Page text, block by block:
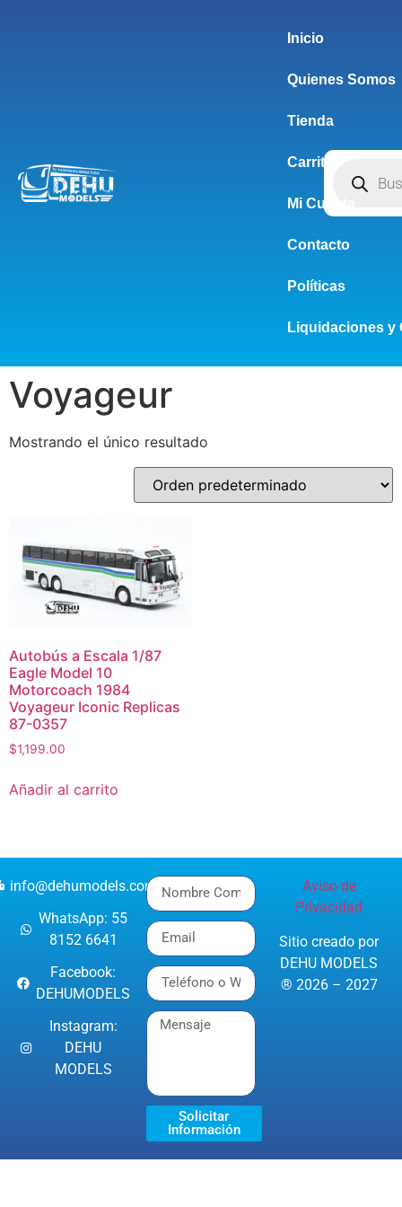
Inicio
Quienes Somos
Tienda
Carrito
Mi Cuenta
Contacto
Políticas
Liquidaciones y
Voyageur
Mostrando el único resultado
Autobús a Escala 1/87
Eagle Model 10
Motorcoach 1984
Voyageur Iconic Replicas
87-0357
$1,199.00
Añadir al carrito
info@dehumodels.com
WhatsApp: 55
8152 6641
Facebook:
DEHUMODELS
Instagram:
DEHU
MODELS
Solicitar
Información
Aviso de
Privacidad
Sitio creado por
DEHU MODELS
® 2026 – 2027